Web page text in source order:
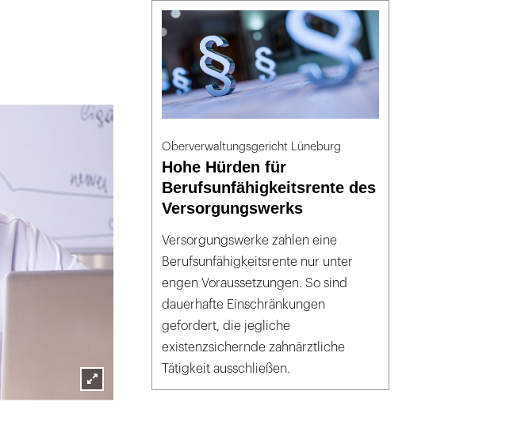
Lightbox
Oberverwaltungsgericht Lüneburg
Hohe Hürden für
Berufsunfähigkeitsrente des
Versorgungswerks
Versorgungswerke zahlen eine
Berufsunfähigkeitsrente nur unter
engen Voraussetzungen. So sind
dauerhafte Einschränkungen
gefordert, die jegliche
existenzsichernde zahnärztliche
Tätigkeit ausschließen.